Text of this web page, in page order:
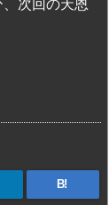
次回の天恩
B!